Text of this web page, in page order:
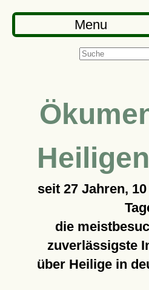
Menu
seit 27 Jahren,
die
zuverlässigste
über Heilige in